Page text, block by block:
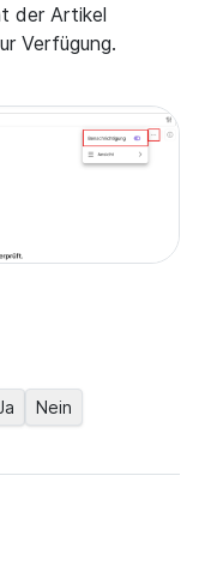
der Artikel
Verfügung.
Nein